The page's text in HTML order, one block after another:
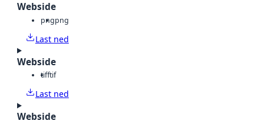
Webside
pngpng
Last ned
Webside
tifftif
Last ned
Webside